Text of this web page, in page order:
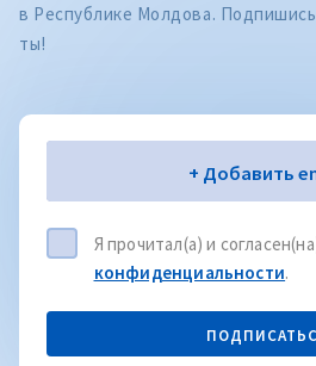
в Республике Молдова.
ты!
Электронная почта
+ Добавить
Я прочитал(а) и
конфиденциальности.